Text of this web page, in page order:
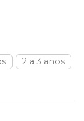
2 a 3 anos